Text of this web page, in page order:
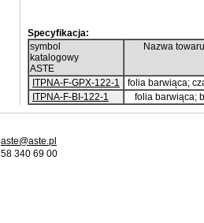
Specyfikacja:
symbol
katalogowy
ASTE
Nazwa towaru
ITPNA-F-GPX-122-1
folia barwiąca;
ITPNA-F-BI-122-1
folia barwiąca;
aste@aste.pl
58 340 69 00